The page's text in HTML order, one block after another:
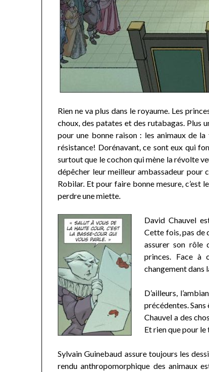
Rien ne va plus dans le royaume. Les
choux, des patates et des rutabagas. Plus
pour une bonne raison : les animaux de
résistance! Dorénavant, ce sont eux qui
surtout que le cochon qui mène la révolte
dépêcher leur meilleur ambassadeur pour
Robilar. Et pour faire bonne mesure, c’est
perdre une miette.
David Chauvel
Cette fois, pas de
assurer son rôle
princes. Face à
changement dans
D’ailleurs,
précédentes.
Chauvel a des
Et rien que pour
Sylvain Guinebaud assure toujours les
rendu anthropomorphique des animaux